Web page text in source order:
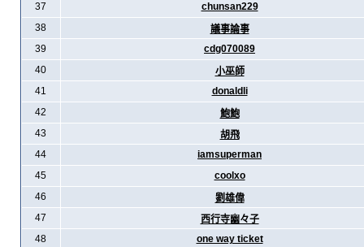
37
chunsan229
38
議事論事
39
cdg070089
40
小巫師
41
donaldli
42
鮑鮑
43
胡飛
44
iamsuperman
45
coolxo
46
劉雄偉
47
西行寺幽々子
48
one way ticket